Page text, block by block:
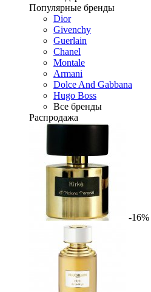
Популярные бренды
Dior
Givenchy
Guerlain
Chanel
Montale
Armani
Dolce And Gabbana
Hugo Boss
Все бренды
Распродажа
-16%